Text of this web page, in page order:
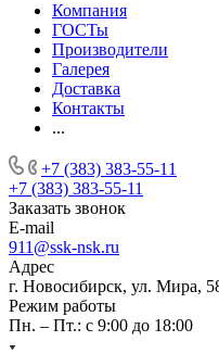
Компания
ГОСТы
Производители
Галерея
Доставка
Контакты
...
+7 (383) 383-55-11
+7 (383) 383-55-11
Заказать звонок
E-mail
911@ssk-nsk.ru
Адрес
г. Новосибирск, ул. Мира,
Режим работы
Пн. – Пт.: с 9:00 до 18:00